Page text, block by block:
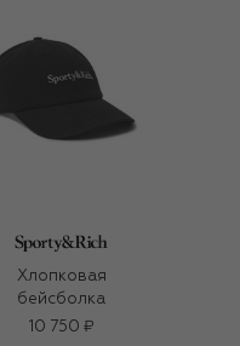
Хлопковая
бейсболка
10 750 ₽